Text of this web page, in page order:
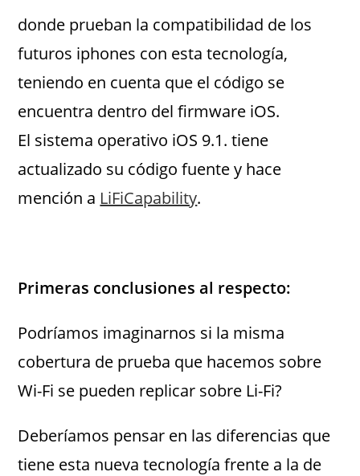
donde prueban la compatibilidad de los
futuros iphones con esta tecnología,
teniendo en cuenta que el código se
encuentra dentro del firmware iOS.
El sistema operativo iOS 9.1. tiene
actualizado su código fuente y hace
mención a LiFiCapability.
Primeras conclusiones al respecto:
Podríamos imaginarnos si la misma
cobertura de prueba que hacemos sobre
Wi-Fi se pueden replicar sobre Li-Fi?
Deberíamos pensar en las diferencias que
tiene esta nueva tecnología frente a la de